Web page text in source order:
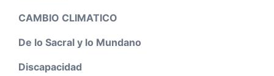
CAMBIO CLIMATICO
De lo Sacral y lo Mundano
Discapacidad